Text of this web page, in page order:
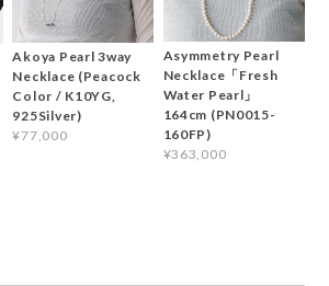
Akoya Pearl 3way
Necklace (Peacock
Color / K10YG,
925Silver)
¥77,000
Asymmetry Pearl
Necklace「Fresh
Water Pearl」
164cm (PN0015-
160FP)
¥363,000